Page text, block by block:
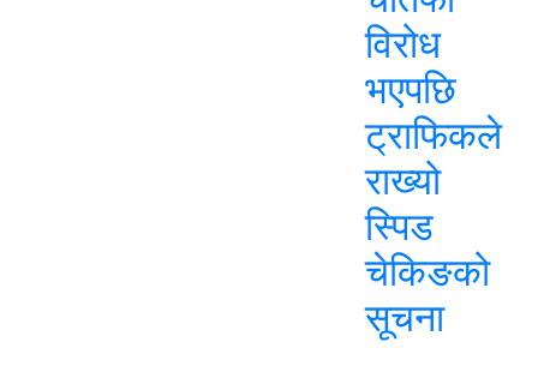
विरोध
भएपछि
ट्राफिकले
राख्यो
स्पिड
चेकिङको
सूचना